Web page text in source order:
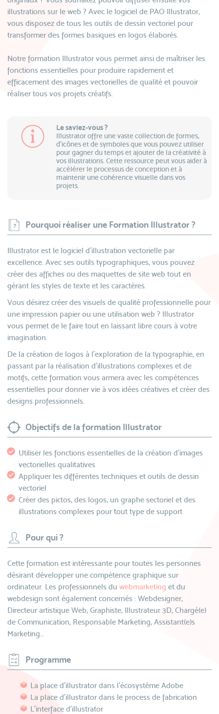
illustrations sur le web ? Avec le logiciel de PAO Illustrator,
vous disposez de tous les outils de dessin vectoriel pour
transformer des formes basiques en logos élaborés.
Notre formation Illustrator vous permet ainsi de maîtriser les
fonctions essentielles pour produire rapidement et
efficacement des images vectorielles de qualité et pouvoir
réaliser tous vos projets créatifs.
Le saviez-vous ?
Illustrator offre une vaste collection de formes,
d'icônes et de symboles que vous pouvez utiliser
pour gagner du temps et ajouter de la créativité à
vos illustrations. Cette ressource peut vous aider à
accélérer le processus de conception et à
maintenir une cohérence visuelle dans vos
projets.
Pourquoi réaliser une Formation Illustrator ?
Illustrator est le logiciel d’illustration vectorielle par
excellence. Avec ses outils typographiques, vous pouvez
créer des affiches ou des maquettes de site web tout en
gérant les styles de texte et les caractères.
Vous désirez créer des visuels de qualité professionnelle pour
une impression papier ou une utilisation web ? Illustrator
vous permet de le faire tout en laissant libre cours à votre
imagination.
De la création de logos à l'exploration de la typographie, en
passant par la réalisation d'illustrations complexes et de
motifs, cette formation vous armera avec les compétences
essentielles pour donner vie à vos idées créatives et créer des
designs professionnels.
Objectifs de la formation Illustrator
Utiliser les fonctions essentielles de la création d’images
vectorielles qualitatives
Appliquer les différentes techniques et outils de dessin
vectoriel
Créer des pictos, des logos, un graphe sectoriel et des
illustrations complexes pour tout type de support
Pour qui ?
Cette formation est intéressante pour toutes les personnes
désirant développer une compétence graphique sur
ordinateur. Les professionnels du webmarketing et du
webdesign sont également concernés : Webdesigner,
Directeur artistique Web, Graphiste, Illustrateur 3D, Chargé(e)
de Communication, Responsable Marketing, Assistant(e)s
Marketing…
Programme
La place d'illustrator dans l'écosystème Adobe
La place d'illustrator dans le process de fabrication
L'interface d'illustrator